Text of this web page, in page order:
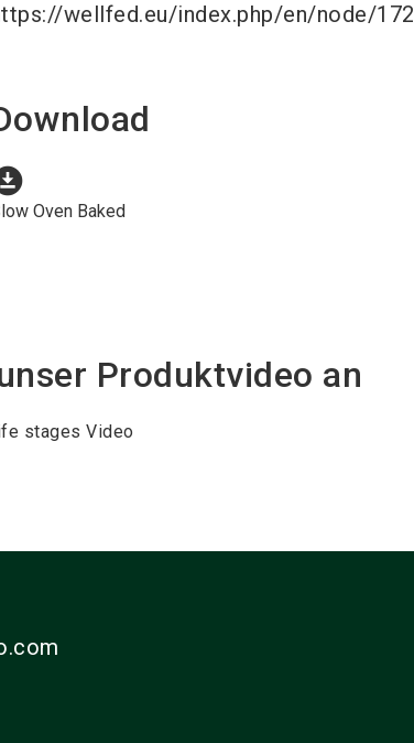
wellfed.eu/index.php/en/node/172
Oven Baked
Produktvideo an
stages Video